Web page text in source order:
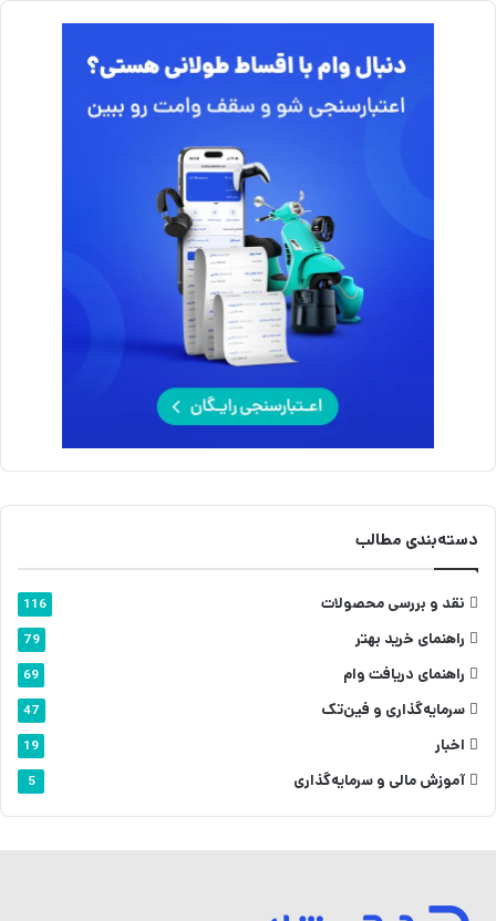
دسته‌بندی مطالب
نقد و بررسی محصولات 116
راهنمای خرید بهتر 79
راهنمای دریافت وام 69
سرمایه‌گذاری و فین‌تک 47
اخبار 19
آموزش مالی و سرمایه‌گذاری 5